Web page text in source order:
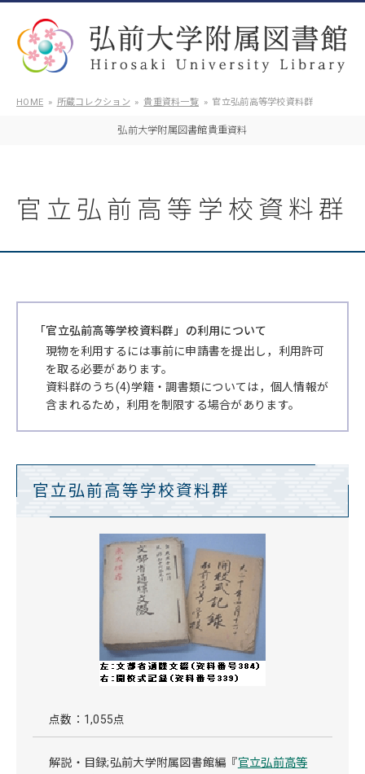
HOME 所蔵コレクション 貴重資料一覧 官立弘前高等学校資料群
弘前大学附属図書館貴重資料
官立弘前高等学校資料群
「官立弘前高等学校資料群」の利用について
現物を利用するには事前に申請書を提出し，利用許可
を取る必要があります。
資料群のうち(4)学籍・調書類については，個人情報が
含まれるため，利用を制限する場合があります。
官立弘前高等学校資料群
点数：1,055点
解説・目録;弘前大学附属図書館編『官立弘前高等